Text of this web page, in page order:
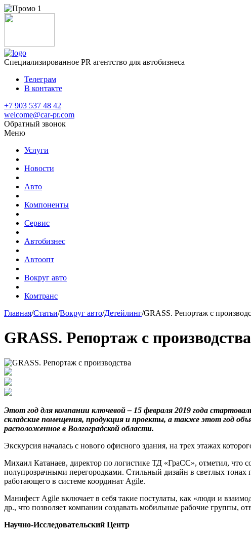
Специализированное PR агентство для автобизнеса
Телеграм
В контакте
+7 903 537 48 42
welcome@car-pr.com
Обратный звонок
Меню
Услуги
Новости
Авто
Компоненты
Сервис
Автобизнес
Автоопт
Вокруг авто
Комтранс
Главная/Статьи/Вокруг авто/Детейлинг/GRASS. Репортаж с
GRASS. Репортаж с производства
Этот год для компании ключевой – 15 февраля 2019 года
складские помещения, продукция и проекты, а также этот год
расположенное в Волгоградской области.
Экскурсия началась с нового офисного здания, на трех этажах
Михаил Катанаев, директор по логистике ТД «ГраСС», отметил, что
полупрозрачными перегородками. Стильный дизайн в светлых тонах
работающего в системе координат Agile.
Манифест Agile включает в себя такие постулаты, как «люди и
др., что позволяет компании создавать мобильные рабочие группы,
Научно-Исследовательский Центр